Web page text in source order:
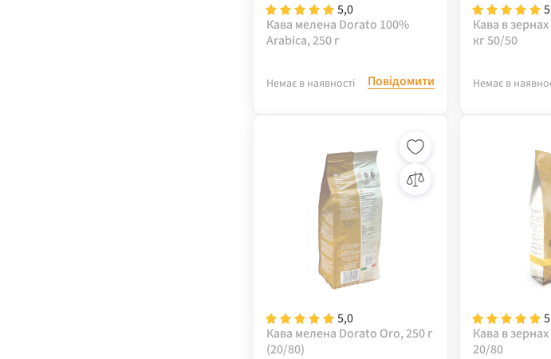
5,0
Кава мелена Dorato 100%
Arabica, 250 г
Немає в наявності Повідомити
Кава в
кг 50/50
Немає в
5,0
Кава мелена Dorato Oro, 250 г
(20/80)
Кава в
20/80